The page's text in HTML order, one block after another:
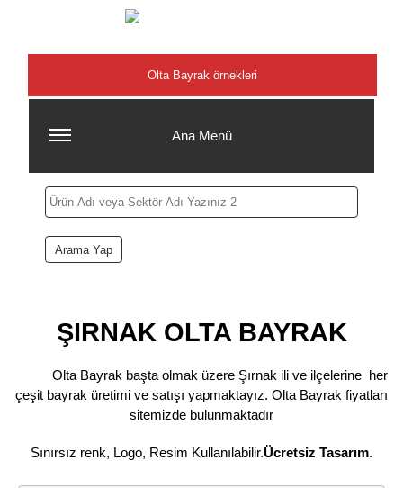
Olta Bayrak örnekleri
Ana Menü
ŞIRNAK OLTA BAYRAK
Olta Bayrak başta olmak üzere Şırnak ili ve ilçelerine her
çeşit bayrak üretimi ve satışı yapmaktayız. Olta Bayrak fiyatları
sitemizde bulunmaktadır
Sınırsız renk, Logo, Resim Kullanılabilir.Ücretsiz Tasarım.